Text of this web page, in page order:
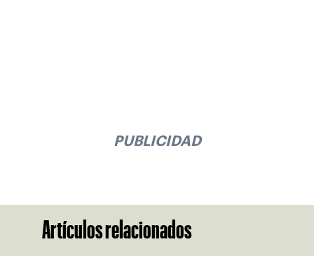
PUBLICIDAD
Artículos relacionados